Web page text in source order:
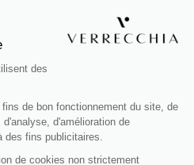
depuis 30 ans, le groupe
de la construction de
taille. La pierre de taille est un
noble et authentique, tourné
Pionnier et visionnaire,
aujourd'hui encore parmi les
la construction-promotion.
et des appartements neufs
des
de bon fonctionnement du site, de
d'amélioration de
des fins publicitaires.
de cookies non strictement